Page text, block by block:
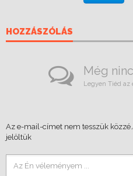
HOZZÁSZÓLÁS
Még
Legyen Tiéd az
Az e-mail-címet nem tesszük közzé.
jelöltük